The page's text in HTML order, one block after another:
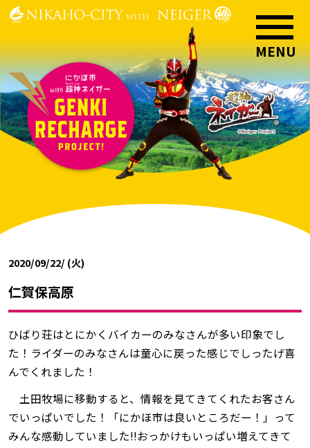
2020/09/22/ (火)
仁賀保高原
ひばり荘はとにかくバイカーのみなさんが多い印象でし
た！ライダーのみなさんは童心に戻った感じでしったげ喜
んでくれました！
土田牧場に移動すると、情報を見てきてくれたお客さん
でいっぱいでした！「にかほ市は良いところだー！」って
みんな感動していました‼おっかけもいっぱい増えてきて